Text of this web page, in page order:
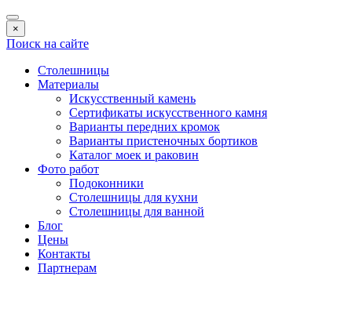
×
Поиск на сайте
Столешницы
Материалы
Искусственный камень
Сертификаты искусственного камня
Варианты передних кромок
Варианты пристеночных бортиков
Каталог моек и раковин
Фото работ
Подоконники
Столешницы для кухни
Столешницы для ванной
Блог
Цены
Контакты
Партнерам